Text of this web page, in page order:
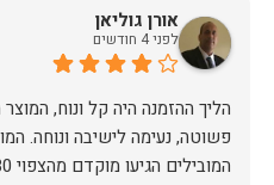
אורן גוליאן
לפני 4 חודשים
הליך ההזמנה היה קל ונוח,
פשוטה, נעימה לישיבה ונוחה.